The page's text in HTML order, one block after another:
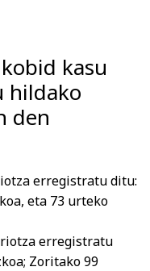
kasu
hildako
den
erregistratu ditu:
eta 73 urteko
erregistratu
Zoritako 99